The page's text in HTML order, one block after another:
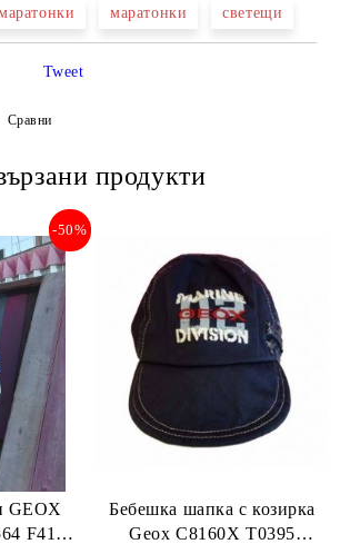
маратонки светещи
Tweet
Сравни
продукти
GEOX
F4105,
-50%
Бебешка шапка с козирка
Geox C8160X T0395